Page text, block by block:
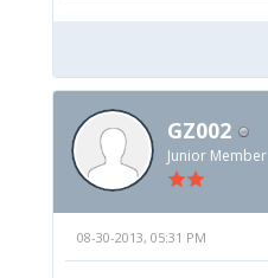
GZ002
Junior Member
08-30-2013, 05:31 PM